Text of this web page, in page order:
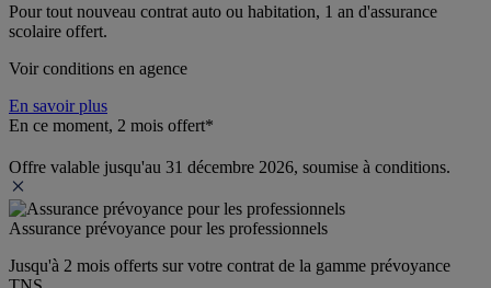
Pour tout nouveau contrat auto ou habitation, 1 an d'assurance
scolaire offert.
Voir conditions en agence
En savoir plus
En ce moment, 2 mois offert*
Offre valable jusqu'au 31 décembre 2026, soumise à conditions.
Assurance prévoyance pour les professionnels
Jusqu'à 2 mois offerts sur votre contrat de la gamme prévoyance